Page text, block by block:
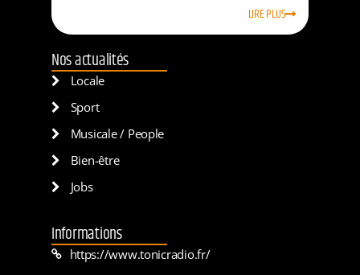
LIRE PLUS
Nos actualités
Locale
Sport
Musicale / People
Bien-être
Jobs
Informations
https://www.tonicradio.fr/